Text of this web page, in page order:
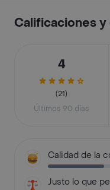
Calificaciones
4
(21)
Últimos 90 días
Calidad de la
Justo lo que